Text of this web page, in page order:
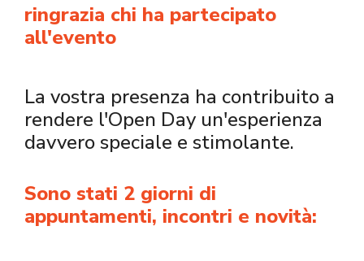
ringrazia chi ha partecipato
all'evento
La vostra presenza ha contribuito a
rendere l'Open Day un'esperienza
davvero speciale e stimolante.
Sono stati 2 giorni di
appuntamenti, incontri e novità: